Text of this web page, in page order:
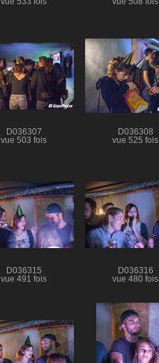
D036307
vue 503 fois
D036308
vue 525 fois
D036315
vue 491 fois
D036316
vue 480 fois